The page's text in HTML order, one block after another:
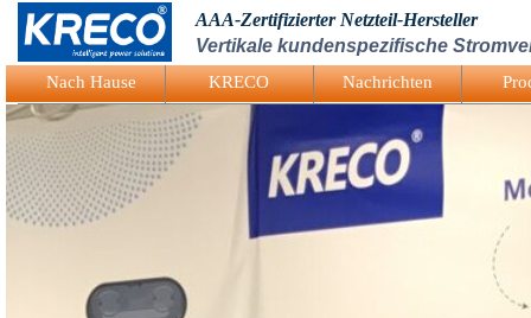
Logo Picture
AAA-Zertifizierter Netzteil-Hersteller
Vertikale kundenspezifische
Nach Hause KRECO Nachrichten